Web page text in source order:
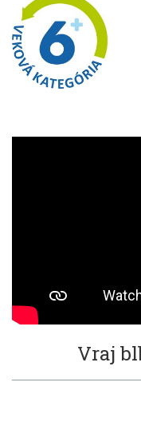
Vraj